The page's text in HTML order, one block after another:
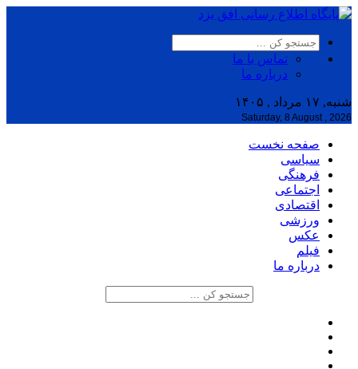
تماس با ما
درباره ما
شنبه, ۱۷ مرداد , ۱۴۰۵
Saturday, 8 August , 2026
صفحه نخست
سیاسی
فرهنگی
اجتماعی
اقتصادی
ورزشی
عکس
فیلم
درباره ما